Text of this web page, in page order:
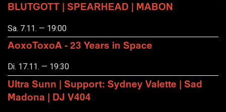
BLUTGOTT | SPEARHEAD | MABON
Sa. 7.11. — 19:00
AoxoToxoA - 23 Years in Space
Di. 17.11. — 19:30
Ultra Sunn | Support: Sydney Valette | Sad
Madona | DJ V404